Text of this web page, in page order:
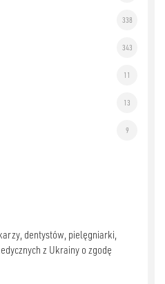
338
343
11
13
9
dentystów, pielęgniarki,
z Ukrainy o zgodę